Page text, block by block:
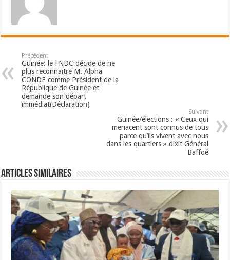
Précédent
Guinée: le FNDC décide de ne
plus reconnaitre M. Alpha
CONDE comme Président de la
République de Guinée et
demande son départ
immédiat(Déclaration)
Suivant
Guinée/élections : « Ceux qui
menacent sont connus de tous
parce qu’ils vivent avec nous
dans les quartiers » dixit Général
Baffoé
Articles Similaires